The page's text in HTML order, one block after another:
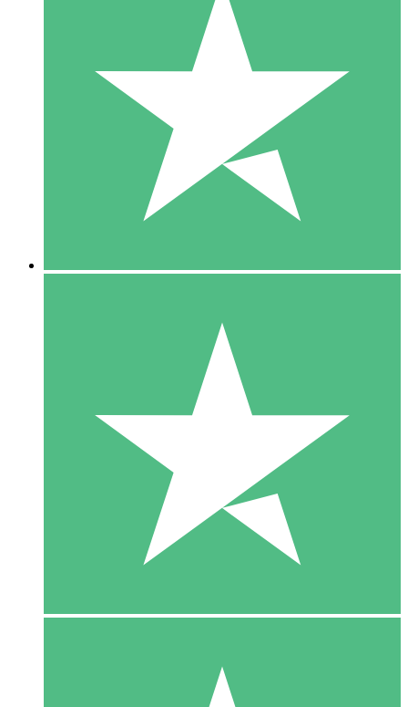
Paquetes de Créditos Individuales
Paga según el uso con créditos de descarga. Sin compromiso
10 00
10 Descargas
20 00